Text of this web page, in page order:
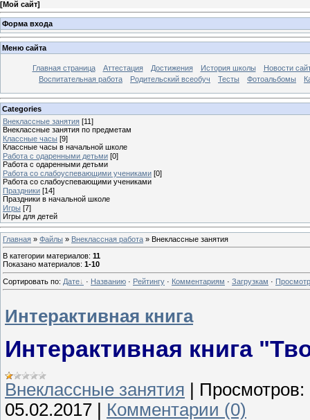
[Мой сайт]
Форма входа
Меню сайта
Главная страница Аттестация Достижения История школы
Новости
Воспитательная работа
Родительский всеобуч Тесты Фотоальбомы
Categories
Внеклассные занятия [11]
Внеклассные занятия по предметам
Классные часы [9]
Классные часы в начальной школе
Работа с одаренными детьми [0]
Работа с одаренными детьми
Работа со слабоуспевающими учениками [0]
Работа со слабоуспевающими учениками
Праздники [14]
Праздники в начальной школе
Игры [7]
Игры для детей
Главная » Файлы » Внеклассная работа » Внеклассные занятия
В категории материалов: 11
Показано материалов: 1-10
Сортировать по: Дате · Названию · Рейтингу · Комментариям · Загрузкам ·
Интерактивная книга
Интерактивная книга
Внеклассные занятия | Просмотров:
05.02.2017 | Комментарии (0)